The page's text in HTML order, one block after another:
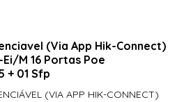
| Leitor De Proximidade R10
| Leitor De Proximidade R10
(Via App Hik-Connect)
Ei/M 16 Portas Poe
+ 01 Sfp
(VIA APP HIK-CONNECT)